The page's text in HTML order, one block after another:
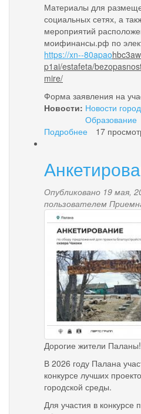
Материалы для
социальных сетях, а
мероприятий
моифинансы.рф по
https://xn--80apao
p1ai/estafeta/
mire/
Форма заявления на
Новости: Новости
Образование
Подробнее
этапа
эстафеты
"Мои
финансы
"
(далее
-
Эстафета)
в
период
с
9
апреля
по
августа
2026года
17
Опубликовано 19 мая,
пользователем
Дорогие жители Паланы!
В 2026 году Палана
конкурсе лучших
городской среды.
Для участия в конкурсе